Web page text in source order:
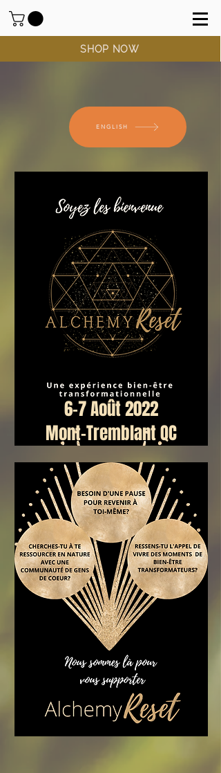
SHOP NOW
ENGLISH
6-7 Août 2022
Mont-Tremblant QC